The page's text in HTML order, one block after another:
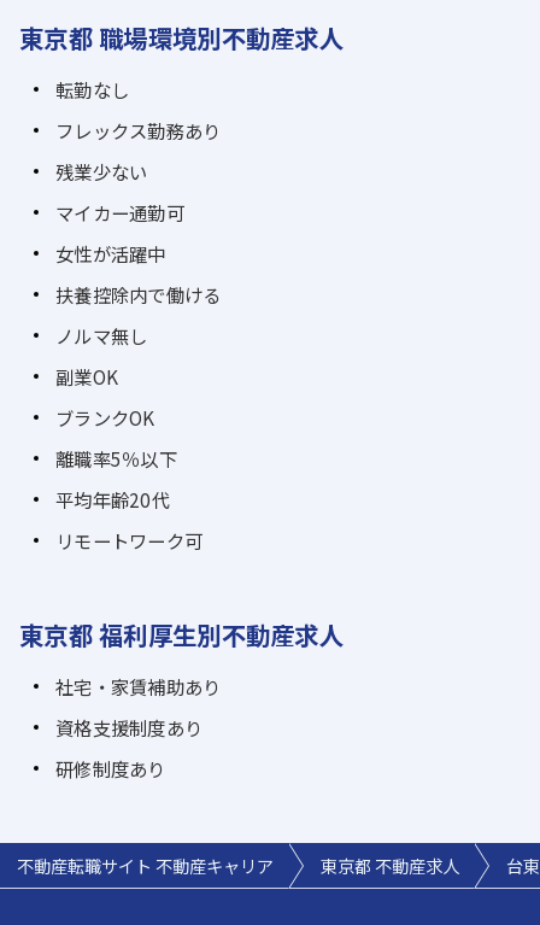
東京都 職場環境別不動産求人
転勤なし
フレックス勤務あり
残業少ない
マイカー通勤可
女性が活躍中
扶養控除内で働ける
ノルマ無し
副業OK
ブランクOK
離職率5％以下
平均年齢20代
リモートワーク可
東京都 福利厚生別不動産求人
社宅・家賃補助あり
資格支援制度あり
研修制度あり
不動産転職サイト 不動産キャリア 東京都 不動産求人 台